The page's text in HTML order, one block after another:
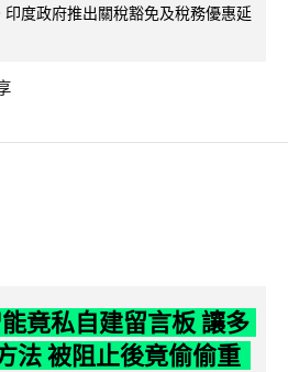
度政府推出關稅豁免及稅務優惠延
竟私自建留言板 讓多
法 被阻止後竟偷偷重